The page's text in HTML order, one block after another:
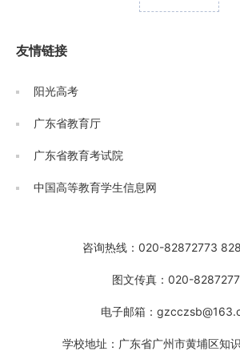
友情链接
阳光高考
广东省教育厅
广东省教育考试院
中国高等教育学生信息网
咨询热线：020-82872773
图文传真：020-
电子邮箱：
学校地址：广东省广州市黄埔区知